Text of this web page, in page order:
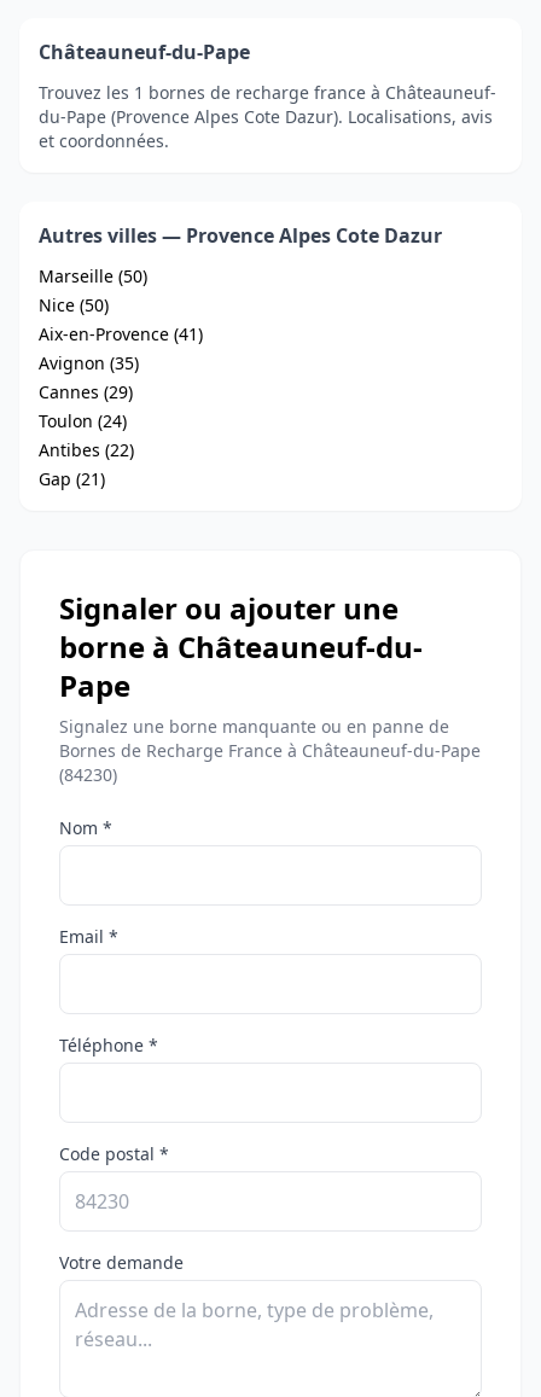
Châteauneuf-du-Pape
Trouvez les 1 bornes de recharge france à Châteauneuf-
du-Pape (Provence Alpes Cote Dazur). Localisations, avis
et coordonnées.
Autres villes — Provence Alpes Cote Dazur
Marseille (50)
Nice (50)
Aix-en-Provence (41)
Avignon (35)
Cannes (29)
Toulon (24)
Antibes (22)
Gap (21)
Signaler ou ajouter une
borne à Châteauneuf-du-
Pape
Signalez une borne manquante ou en panne de
Bornes de Recharge France à Châteauneuf-du-Pape
(84230)
Nom *
Email *
Téléphone *
Code postal *
Votre demande